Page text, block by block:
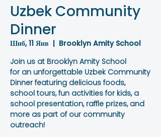
Uzbek Community
Dinner
Шнб, 11 Янв
  |
Brooklyn Amity School
Join us at Brooklyn Amity School
for an unforgettable Uzbek Community
Dinner featuring delicious foods,
school tours, fun activities for kids, a
school presentation, raffle prizes, and
more as part of our community
outreach!